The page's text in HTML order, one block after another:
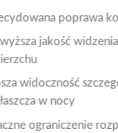
poprawa
jakość
widoczność
w nocy
ograniczenie